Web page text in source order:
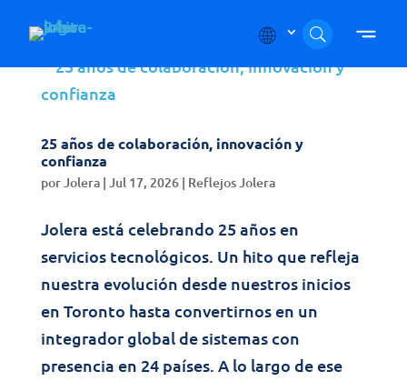
25 años de colaboración, innovación y
confianza
porJolera| Jul 17, 2026| Reflejos Jolera
Jolera está celebrando 25 años en
servicios tecnológicos. Un hito que refleja
nuestra evolución desde nuestros inicios
en Toronto hasta convertirnos en un
integrador global de sistemas con
presencia en 24 países. A lo largo de ese